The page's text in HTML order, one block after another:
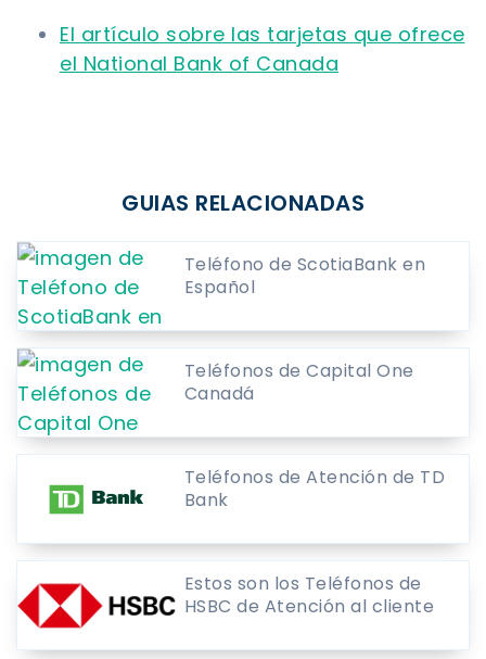
El artículo sobre las tarjetas que ofrece
el National Bank of Canada
GUIAS RELACIONADAS
Teléfono de ScotiaBank en
Español
Teléfonos de Capital One
Canadá
Teléfonos de Atención de TD
Bank
Estos son los Teléfonos de
HSBC de Atención al cliente